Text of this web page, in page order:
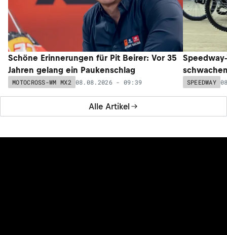
Alle Artikel
Schöne Erinnerungen für Pit Beirer: Vor 35
Jahren gelang ein Paukenschlag
MOTOCROSS-WM MX2 08.08.2026 - 09:39 SPEEDWAY